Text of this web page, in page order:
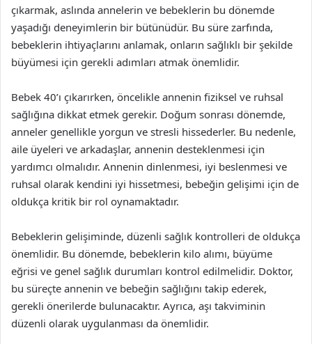
çıkarmak, aslında annelerin ve bebeklerin bu dönemde
yaşadığı deneyimlerin bir bütünüdür. Bu süre zarfında,
bebeklerin ihtiyaçlarını anlamak, onların sağlıklı bir şekilde
büyümesi için gerekli adımları atmak önemlidir.
Bebek 40’ı çıkarırken, öncelikle annenin fiziksel ve ruhsal
sağlığına dikkat etmek gerekir. Doğum sonrası dönemde,
anneler genellikle yorgun ve stresli hissederler. Bu nedenle,
aile üyeleri ve arkadaşlar, annenin desteklenmesi için
yardımcı olmalıdır. Annenin dinlenmesi, iyi beslenmesi ve
ruhsal olarak kendini iyi hissetmesi, bebeğin gelişimi için de
oldukça kritik bir rol oynamaktadır.
Bebeklerin gelişiminde, düzenli sağlık kontrolleri de oldukça
önemlidir. Bu dönemde, bebeklerin kilo alımı, büyüme
eğrisi ve genel sağlık durumları kontrol edilmelidir. Doktor,
bu süreçte annenin ve bebeğin sağlığını takip ederek,
gerekli önerilerde bulunacaktır. Ayrıca, aşı takviminin
düzenli olarak uygulanması da önemlidir.